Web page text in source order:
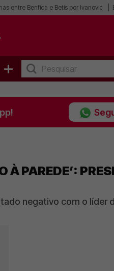
entre Benfica e Betis por Ivanovic
+
À PAREDE’:
negativo com o líder